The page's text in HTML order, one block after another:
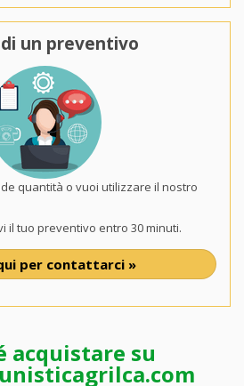
un preventivo
quantità o vuoi utilizzare il nostro
il tuo preventivo entro 30 minuti.
per contattarci »
acquistare su